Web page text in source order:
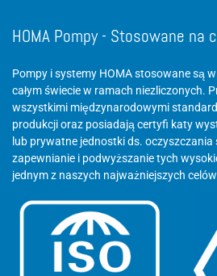
HOMA Pompy - Stosowane na
Pompy i systemy HOMA stosowane są
całym świecie w ramach niezliczonych.
wszystkimi międzynarodowymi
produkcji oraz posiadają certyfi katy
lub prywatne jednostki ds. oczyszczania
zapewnianie i podwyższanie tych
jednym z naszych najważniejszych